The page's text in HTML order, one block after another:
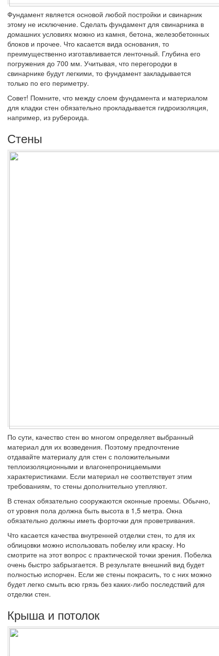
Фундамент является основой любой постройки и свинарник
этому не исключение. Сделать фундамент для свинарника в
домашних условиях можно из камня, бетона, железобетонных
блоков и прочее. Что касается вида основания, то
преимущественно изготавливается ленточный. Глубина его
погружения до 700 мм. Учитывая, что перегородки в
свинарнике будут легкими, то фундамент закладывается
только по его периметру.
Совет! Помните, что между слоем фундамента и материалом
для кладки стен обязательно прокладывается гидроизоляция,
например, из рубероида.
Стены
По сути, качество стен во многом определяет выбранный
материал для их возведения. Поэтому предпочтение
отдавайте материалу для стен с положительными
теплоизоляционными и влагонепроницаемыми
характеристиками. Если материал не соответствует этим
требованиям, то стены дополнительно утепляют.
В стенах обязательно сооружаются оконные проемы. Обычно,
от уровня пола должна быть высота в 1,5 метра. Окна
обязательно должны иметь форточки для проветривания.
Что касается качества внутренней отделки стен, то для их
облицовки можно использовать побелку или краску. Но
смотрите на этот вопрос с практической точки зрения. Побелка
очень быстро забрызгается. В результате внешний вид будет
полностью испорчен. Если же стены покрасить, то с них можно
будет легко смыть всю грязь без каких-либо последствий для
отделки стен.
Крыша и потолок